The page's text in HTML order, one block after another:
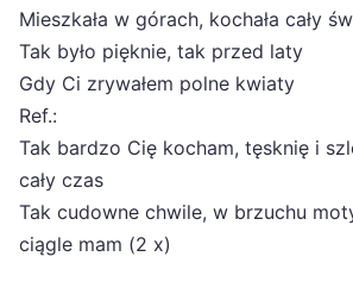
Mieszkała w górach, kochała cały
Tak było pięknie, tak przed laty
Gdy Ci zrywałem polne kwiaty
Ref.:
Tak bardzo Cię kocham, tęsknię i
cały czas
Tak cudowne chwile, w brzuchu
ciągle mam (2 x)